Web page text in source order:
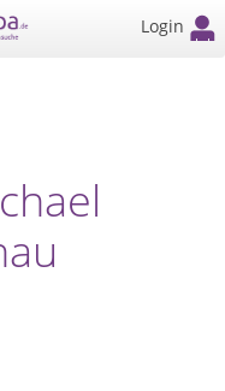
Login